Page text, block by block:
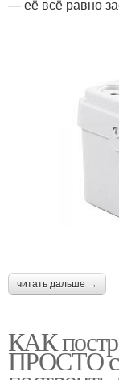
— её всё равно
читать дальше →
КАК
ПРОСТО